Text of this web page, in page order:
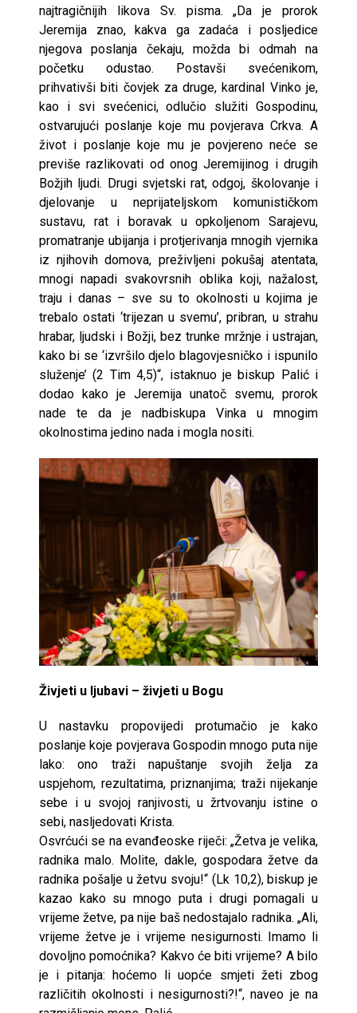
najtragičnijih likova Sv. pisma. „Da je prorok
Jeremija znao, kakva ga zadaća i posljedice
njegova poslanja čekaju, možda bi odmah na
početku odustao. Postavši svećenikom,
prihvativši biti čovjek za druge, kardinal Vinko je,
kao i svi svećenici, odlučio služiti Gospodinu,
ostvarujući poslanje koje mu povjerava Crkva. A
život i poslanje koje mu je povjereno neće se
previše razlikovati od onog Jeremijinog i drugih
Božjih ljudi. Drugi svjetski rat, odgoj, školovanje i
djelovanje u neprijateljskom komunističkom
sustavu, rat i boravak u opkoljenom Sarajevu,
promatranje ubijanja i protjerivanja mnogih vjernika
iz njihovih domova, preživljeni pokušaj atentata,
mnogi napadi svakovrsnih oblika koji, nažalost,
traju i danas – sve su to okolnosti u kojima je
trebalo ostati ‘trijezan u svemu’, pribran, u strahu
hrabar, ljudski i Božji, bez trunke mržnje i ustrajan,
kako bi se ‘izvršilo djelo blagovjesničko i ispunilo
služenje’ (2 Tim 4,5)“, istaknuo je biskup Palić i
dodao kako je Jeremija unatoč svemu, prorok
nade te da je nadbiskupa Vinka u mnogim
okolnostima jedino nada i mogla nositi.
Živjeti u ljubavi – živjeti u Bogu
U nastavku propovijedi protumačio je kako
poslanje koje povjerava Gospodin mnogo puta nije
lako: ono traži napuštanje svojih želja za
uspjehom, rezultatima, priznanjima; traži nijekanje
sebe i u svojoj ranjivosti, u žrtvovanju istine o
sebi, nasljedovati Krista.
Osvrćući se na evanđeoske riječi: „Žetva je velika,
radnika malo. Molite, dakle, gospodara žetve da
radnika pošalje u žetvu svoju!“ (Lk 10,2), biskup je
kazao kako su mnogo puta i drugi pomagali u
vrijeme žetve, pa nije baš nedostajalo radnika. „Ali,
vrijeme žetve je i vrijeme nesigurnosti. Imamo li
dovoljno pomoćnika? Kakvo će biti vrijeme? A bilo
je i pitanja: hoćemo li uopće smjeti žeti zbog
različitih okolnosti i nesigurnosti?!“, naveo je na